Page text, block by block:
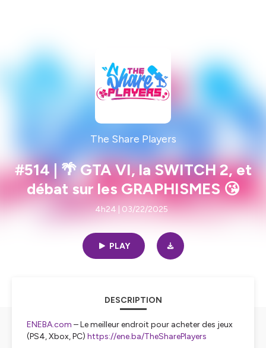
The Share Players
#514 | 🌴 GTA VI, la SWITCH 2, et
débat sur les GRAPHISMES 😘
4h24 | 03/22/2025
PLAY
DESCRIPTION
ENEBA.com – Le meilleur endroit pour acheter des jeux
(PS4, Xbox, PC) https://ene.ba/TheSharePlayers